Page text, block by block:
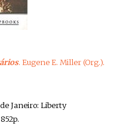
. Eugene E. Miller (Org.).
Janeiro: Liberty